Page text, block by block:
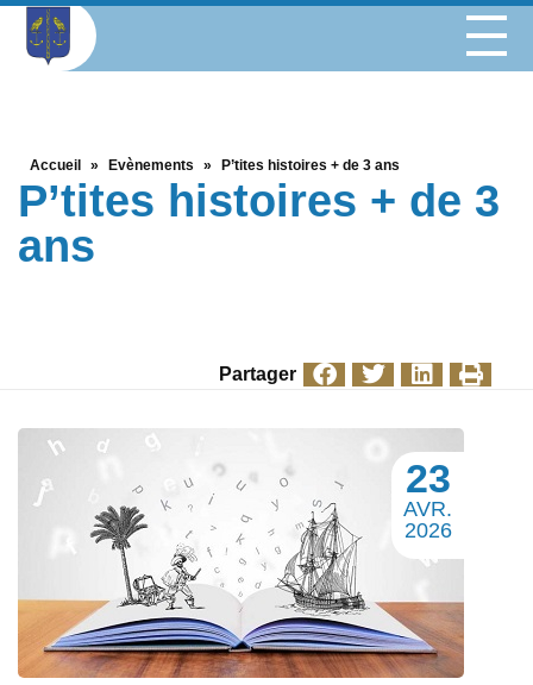
Accueil » Evènements » P’tites histoires + de 3 ans
P’tites histoires + de 3
ans
Partager
23
AVR.
2026